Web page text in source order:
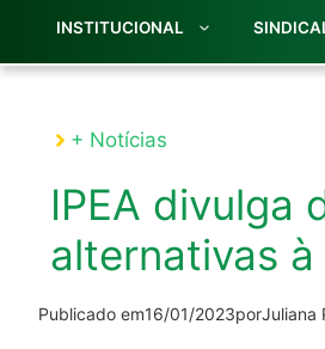
INSTITUCIONAL
+ Notícias
IPEA divulga
alternativas
Publicado em16/01/2023porJuliana